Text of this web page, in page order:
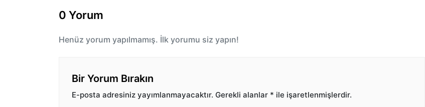
0 Yorum
Henüz yorum yapılmamış. İlk yorumu siz yapın!
Bir Yorum Bırakın
E-posta adresiniz yayımlanmayacaktır. Gerekli alanlar * ile işaretlenmişlerdir.